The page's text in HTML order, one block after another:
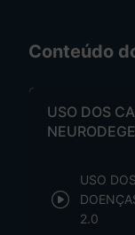
Conteúdo
USO DOS
USO
2.0